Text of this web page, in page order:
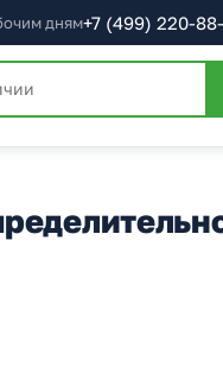
дням+7 (499) 220-